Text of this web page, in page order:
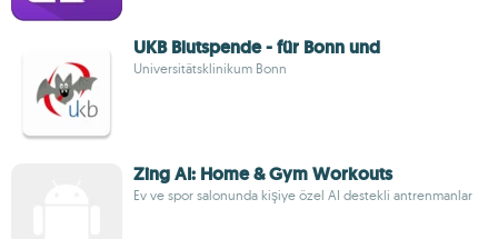
UKB Blutspende - für Bonn und
Universitätsklinikum Bonn
Zing AI: Home & Gym Workouts
Ev ve spor salonunda kişiye özel AI destekli antrenmanlar